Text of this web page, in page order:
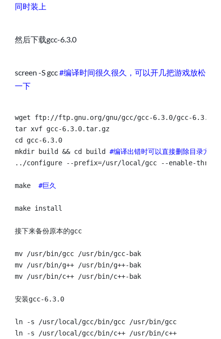
同时装上
然后下载gcc-6.3.0
screen -S gcc#编译时间很久很久，可以开几把游戏放松
一下
wget ftp://ftp.gnu.org/gnu/gcc/gcc-6.3.0/gcc-
tar xvf gcc-6.3.0.tar.gz
cd gcc-6.3.0
mkdir build && cd build #编译出错时可以直接删除目录方便
../configure --prefix=/usr/local/gcc --enable-
make #巨久
make install
接下来备份原本的gcc
mv /usr/bin/gcc /usr/bin/gcc-bak
mv /usr/bin/g++ /usr/bin/g++-bak
mv /usr/bin/c++ /usr/bin/c++-bak
安装gcc-6.3.0
ln -s /usr/local/gcc/bin/gcc /usr/bin/gcc
ln -s /usr/local/gcc/bin/c++ /usr/bin/c++